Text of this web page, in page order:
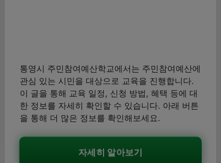
통영시 주민참여예산학교에서는 주민참여예산에
관심 있는 시민을 대상으로 교육을 진행합니다.
이 글을 통해 교육 일정, 신청 방법, 혜택 등에 대
한 정보를 자세히 확인할 수 있습니다. 아래 버튼
을 통해 더 많은 정보를 확인해보세요.
자세히 알아보기